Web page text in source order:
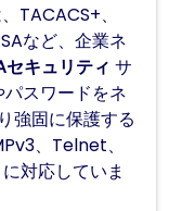
TACACS+、
など、企業ネ
セキュリティ サ
スワードをネ
強固に保護する
、Telnet、
に対応していま